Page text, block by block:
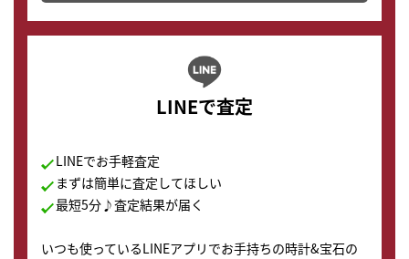
LINEで査定
LINEでお手軽査定
まずは簡単に査定してほしい
最短5分♪査定結果が届く
いつも使っているLINEアプリでお手持ちの時計&宝石の